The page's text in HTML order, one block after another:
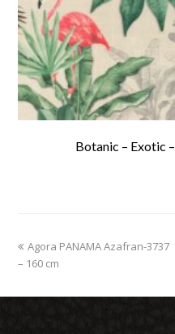
Botanic – Exotic
previous
post:
Agora PANAMA Azafran-3737
– 160 cm